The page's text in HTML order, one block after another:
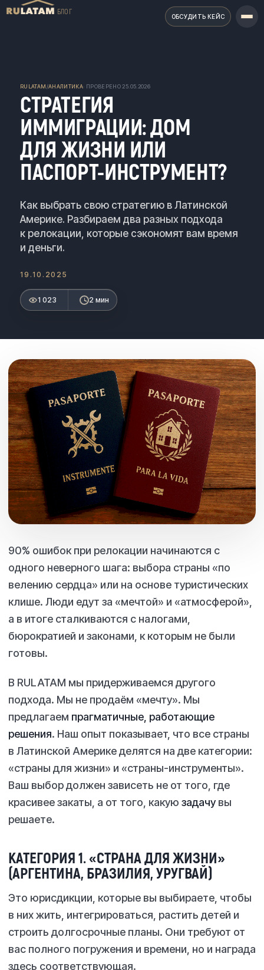
БЛОГ ОБСУДИТЬ КЕЙС
RULATAM/АНАЛИТИКА· ПРОВЕРЕНО25.05.2026
СТРАТЕГИЯ
ИММИГРАЦИИ: ДОМ
ДЛЯ ЖИЗНИ ИЛИ
ПАСПОРТ-ИНСТРУМЕНТ?
Как выбрать свою стратегию в Латинской
Америке. Разбираем два разных подхода
к релокации, которые сэкономят вам время
и деньги.
19.10.2025
1 023 2 мин
90% ошибок при релокации начинаются с
одного неверного шага: выбора страны «по
велению сердца» или на основе туристических
клише. Люди едут за «мечтой» и «атмосферой»,
а в итоге сталкиваются с налогами,
бюрократией и законами, к которым не были
готовы.
В RULATAM мы придерживаемся другого
подхода. Мы не продаём «мечту». Мы
предлагаем прагматичные, работающие
решения. Наш опыт показывает, что все страны
в Латинской Америке делятся на две категории:
«страны для жизни» и «страны-инструменты».
Ваш выбор должен зависеть не от того, где
красивее закаты, а от того, какую задачувы
решаете.
КАТЕГОРИЯ 1. «СТРАНА ДЛЯ ЖИЗНИ»
(АРГЕНТИНА, БРАЗИЛИЯ, УРУГВАЙ)
Это юрисдикции, которые вы выбираете, чтобы
в них жить, интегрироваться, растить детей и
строить долгосрочные планы. Они требуют от
вас полного погружения и времени, но и награда
здесь соответствующая.